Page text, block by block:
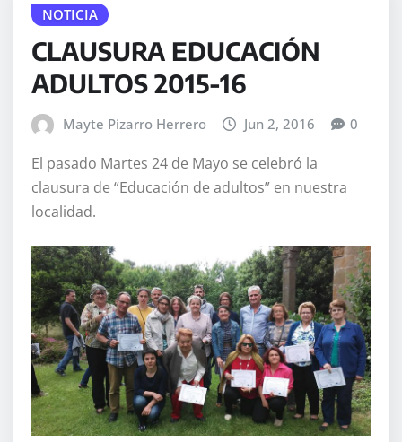
NOTICIA
CLAUSURA EDUCACIÓN
ADULTOS 2015-16
Mayte Pizarro Herrero Jun 2, 2016 0
El pasado Martes 24 de Mayo se celebró la
clausura de “Educación de adultos” en nuestra
localidad.